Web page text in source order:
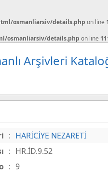
osmanliarsiv/details.php on line
osmanliarsiv/details.php on line
Arşivleri
: HARİCİYE NEZARETİ
: HR.İD.9.52
: 9